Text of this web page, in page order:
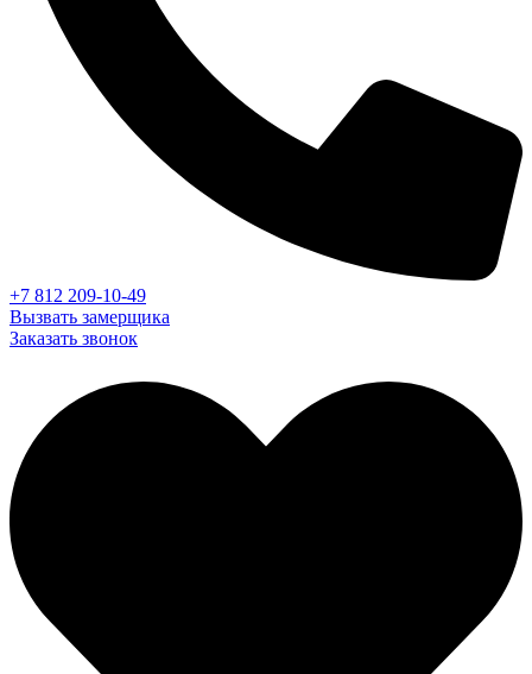
+7 812 209-10-49
Вызвать замерщика
Заказать звонок